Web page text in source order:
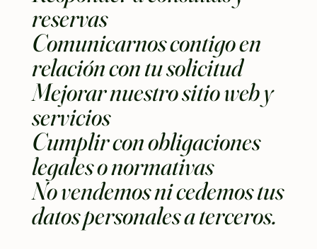
reservas
Comunicarnos contigo en
relación con tu solicitud
Mejorar nuestro sitio web y
servicios
Cumplir con obligaciones
legales o normativas
No vendemos ni cedemos tus
datos personales a terceros.